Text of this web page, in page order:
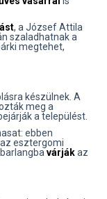
, a József Attila
szaladhatnak a
megtehet,
készülnek. A
meg a
a települést.
ebben
esztergomi
várjákaz